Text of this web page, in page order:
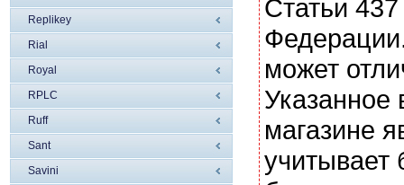
Replikey
Rial
Royal
RPLC
Ruff
Sant
Savini
Статьи
может
магазине
учитывает